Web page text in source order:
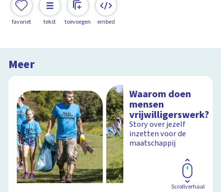
favoriet tekst toevoegen embed
Meer
Waarom doen
mensen
vrijwilligerswerk?
Story over jezelf
inzetten voor de
maatschappij
Scrollverhaal